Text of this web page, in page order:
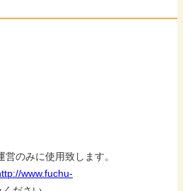
のみに使用致します。
www.fuchu-